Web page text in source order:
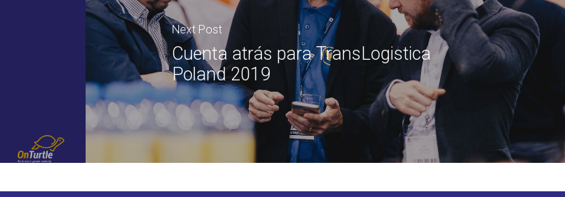
Next Post
Cuenta atrás para TransLogistica
Poland 2019